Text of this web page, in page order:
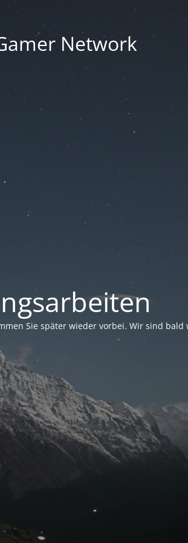
Network
Sie später wieder vorbei. Wir sind bald